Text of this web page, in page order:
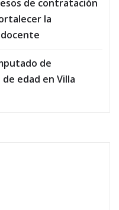
de contratación
la
de
edad en Villa